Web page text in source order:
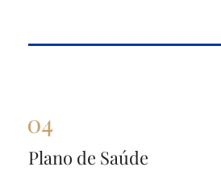
Plano de SaúdePlano de Saúde